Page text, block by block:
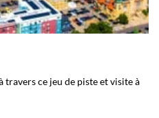
travers ce jeu de piste et visite à